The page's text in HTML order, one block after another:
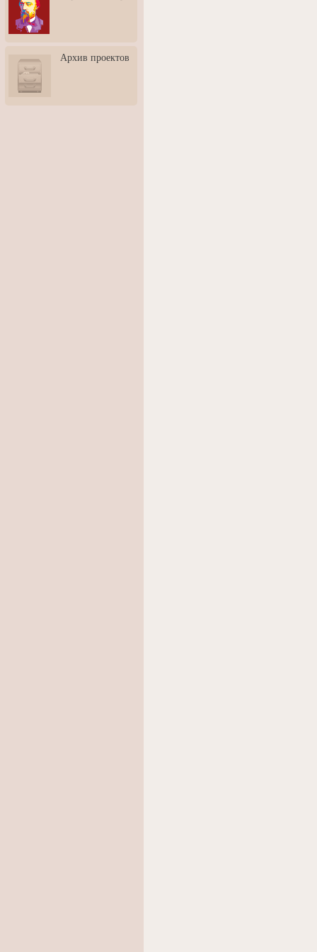
3: Обусловленности
человека и их влияние на
карьеру
скульптором Дмитрием
Тугариновым
АртБульвар в День города
Архив проектов